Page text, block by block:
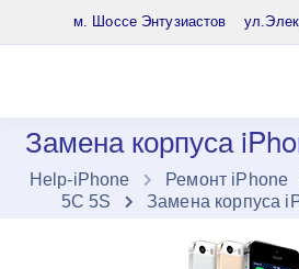
8 (903) 961-65-64
м. Шоссе Энтузиастов
Замена корпуса
Нelp-iPhone Ремонт iPhone
5C 5S
Замена корпуса